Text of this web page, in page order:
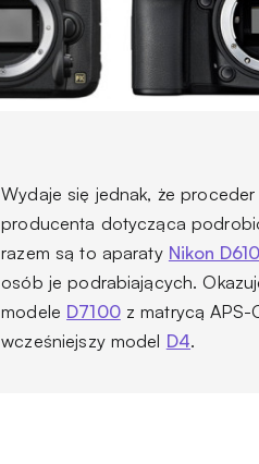
Wydaje się jednak, że
producenta dotycząca
razem są to aparaty Nikon D610
osób je podrabiających.
modele D7100z matrycą APS-
wcześniejszy model D4.